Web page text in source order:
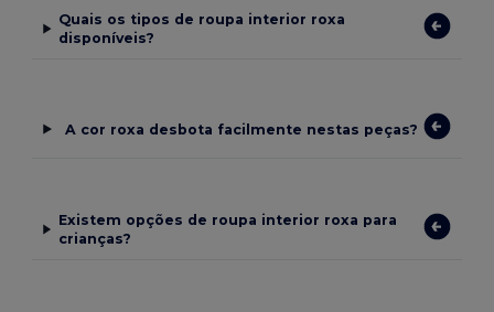
Quais os tipos de roupa interior roxa
disponíveis?
A cor roxa desbota facilmente nestas peças?
Existem opções de roupa interior roxa para
crianças?